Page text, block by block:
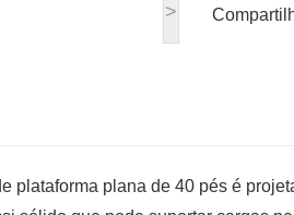
>
plataforma plana de 40 pés é